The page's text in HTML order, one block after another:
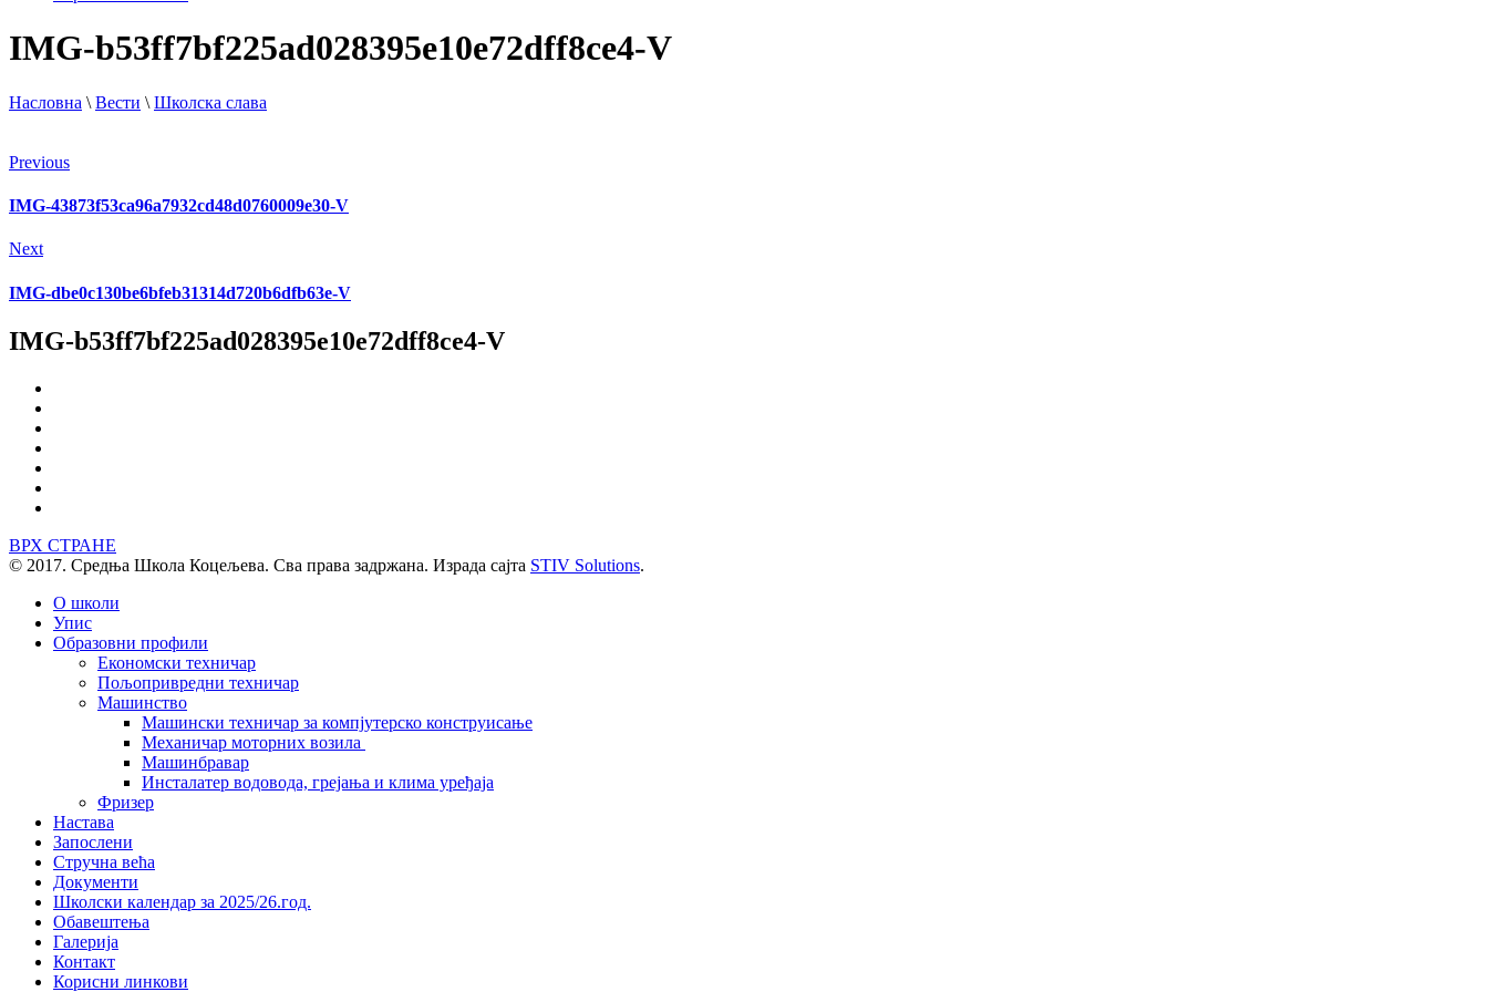
IMG-b53ff7bf225ad028395e10e72dff8ce4-V
Насловна \ Вести \ Школска слава
Previous
IMG-43873f53ca96a7932cd48d0760009e30-V
Next
IMG-dbe0c130be6bfeb31314d720b6dfb63e-V
IMG-b53ff7bf225ad028395e10e72dff8ce4-V
ВРХ СТРАНЕ
© 2017. Средња Школа Коцељева. Сва права задржана. Израда сајта STIV Solutions.
О школи
Упис
Образовни профили
Економски техничар
Пољопривредни техничар
Машинство
Машински техничар за компјутерско конструисање
Механичар моторних возила
Машинбравар
Инсталатер водовода, грејања и клима уређаја
Фризер
Настава
Запослени
Стручна већа
Документи
Школски календар за 2025/26.год.
Обавештења
Галерија
Контакт
Корисни линкови